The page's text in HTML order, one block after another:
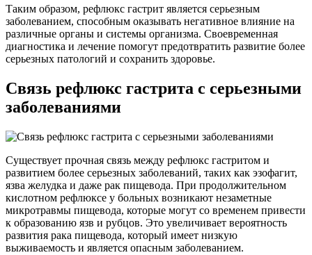
Таким образом, рефлюкс гастрит является серьезным
заболеванием, способным оказывать негативное влияние на
различные органы и системы организма. Своевременная
диагностика и лечение помогут предотвратить развитие более
серьезных патологий и сохранить здоровье.
Связь рефлюкс гастрита с серьезными
заболеваниями
Существует прочная связь между рефлюкс гастритом и
развитием более серьезных заболеваний, таких как эзофагит,
язва желудка и даже рак пищевода. При продолжительном
кислотном рефлюксе у больных возникают незаметные
микротравмы пищевода, которые могут со временем привести
к образованию язв и рубцов. Это увеличивает вероятность
развития рака пищевода, который имеет низкую
выживаемость и является опасным заболеванием.